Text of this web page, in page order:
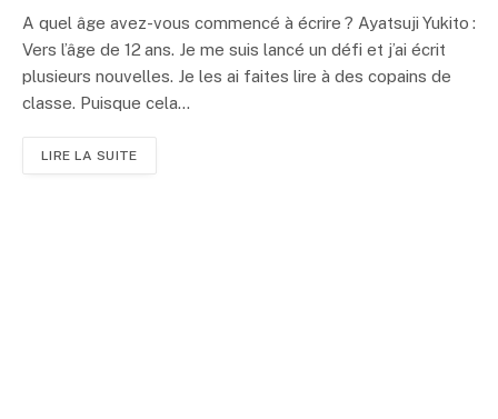
A quel âge avez-vous commencé à écrire ? Ayatsuji Yukito :
Vers l’âge de 12 ans. Je me suis lancé un défi et j’ai écrit
plusieurs nouvelles. Je les ai faites lire à des copains de
classe. Puisque cela...
LIRE LA SUITE